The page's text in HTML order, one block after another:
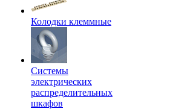
Колодки клеммные
Системы
электрических
распределительных
шкафов